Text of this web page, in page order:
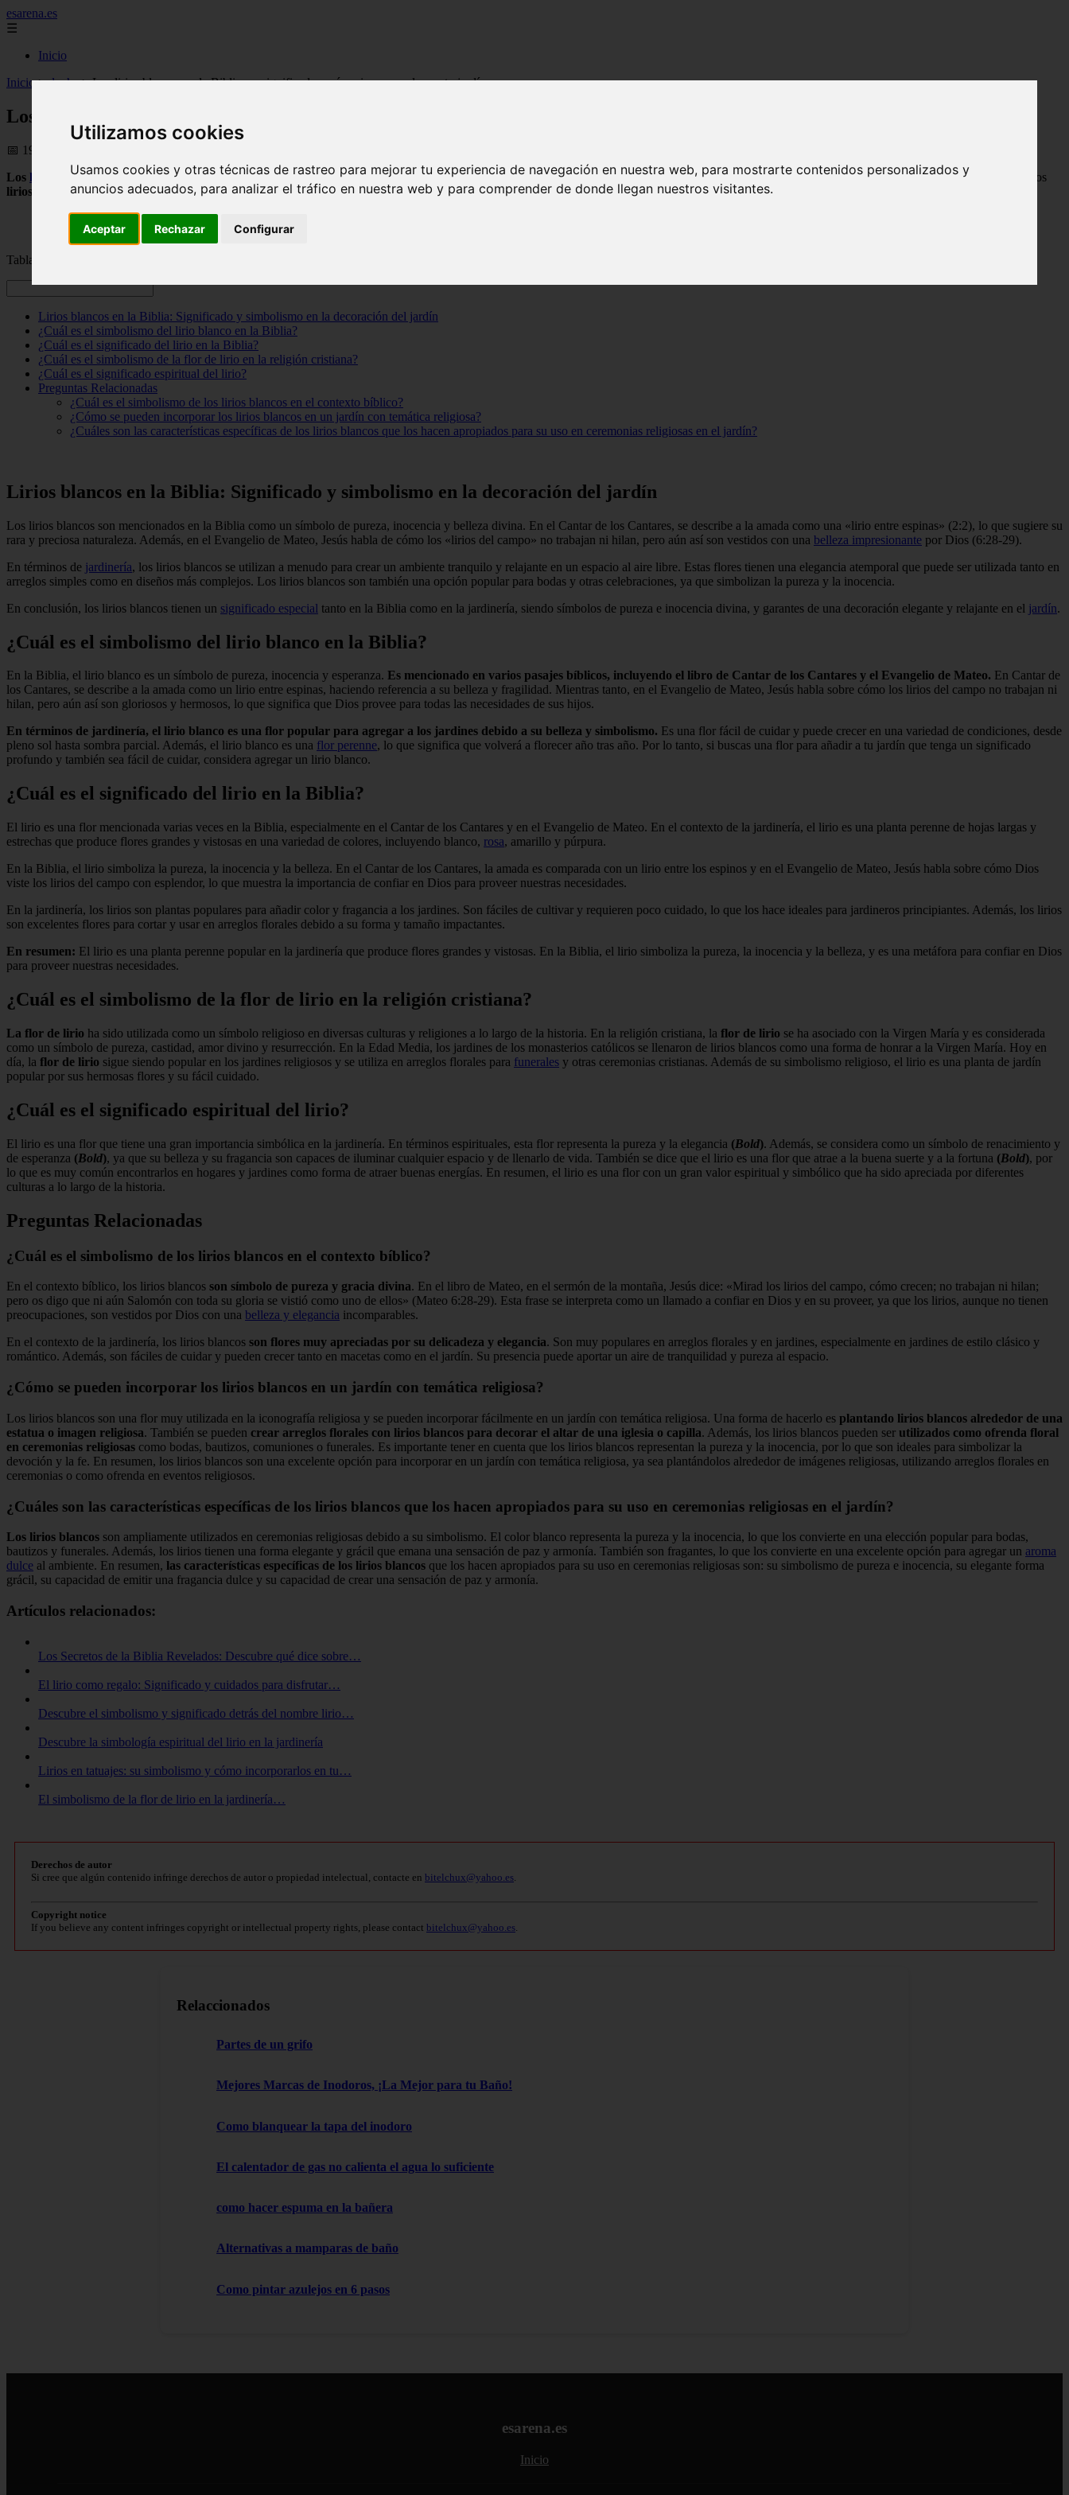
Utilizamos cookies
Usamos cookies y otras técnicas de rastreo para mejorar tu experiencia de navegación en nuestra web, para mostrarte contenidos personalizados y
anuncios adecuados, para analizar el tráfico en nuestra web y para comprender de donde llegan nuestros visitantes.
Aceptar Rechazar Configurar
esarena.es
☰
Inicio
Inicio > ducha >Los lirios blancos en la Biblia: su significado y cómo incorporarlos en tu jardín
Los lirios blancos en la Biblia: su significado y cómo incorporarlos en tu jardín
📅 19/08/2025
Los lirios blancosson flores que se han utilizado en varios contextos a lo largo de la historia. En la biblia, estos representan pureza, humildad y prosperidad. En este artículo, exploraremos el significado
de los
lirios blancos en la Bibliay cómo podemos aplicar ese simbolismo en nuestros jardines. Descubre la belleza y el mensaje detrás de estas hermosas flores.
Tabla de contenidos
Lirios blancos en la Biblia: Significado y simbolismo en la decoración del jardín
¿Cuál es el simbolismo del lirio blanco en la Biblia?
¿Cuál es el significado del lirio en la Biblia?
¿Cuál es el simbolismo de la flor de lirio en la religión cristiana?
¿Cuál es el significado espiritual del lirio?
Preguntas Relacionadas
¿Cuál es el simbolismo de los lirios blancos en el contexto bíblico?
¿Cómo se pueden incorporar los lirios blancos en un jardín con temática religiosa?
¿Cuáles son las características específicas de los lirios blancos que los hacen apropiados para su uso en ceremonias religiosas en el jardín?
Lirios blancos en la Biblia: Significado y simbolismo en la decoración del jardín
Los lirios blancos son mencionados en la Biblia como un símbolo de pureza, inocencia y belleza divina. En el Cantar de los Cantares, se describe a la amada como una «lirio entre espinas» (2:2), lo que sugiere su
rara y preciosa naturaleza. Además, en el Evangelio de Mateo, Jesús habla de cómo los «lirios del campo» no trabajan ni hilan, pero aún así son vestidos con una belleza impresionante por Dios (6:28-29).
En términos de jardinería, los lirios blancos se utilizan a menudo para crear un ambiente tranquilo y relajante en un espacio al aire libre. Estas flores tienen una elegancia atemporal que puede ser utilizada tanto en
arreglos simples como en diseños más complejos. Los lirios blancos son también una opción popular para bodas y otras celebraciones, ya que simbolizan la pureza y la inocencia.
En conclusión, los lirios blancos tienen un significado especial tanto en la Biblia como en la jardinería, siendo símbolos de pureza e inocencia divina, y garantes de una decoración elegante y relajante en el jardín.
¿Cuál es el simbolismo del lirio blanco en la Biblia?
En la Biblia, el lirio blanco es un símbolo de pureza, inocencia y esperanza. Es mencionado en varios pasajes bíblicos, incluyendo el libro de Cantar de los Cantares y el Evangelio de Mateo. En Cantar de
los Cantares, se describe a la amada como un lirio entre espinas, haciendo referencia a su belleza y fragilidad. Mientras tanto, en el Evangelio de Mateo, Jesús habla sobre cómo los lirios del campo no trabajan ni
hilan, pero aún así son gloriosos y hermosos, lo que significa que Dios provee para todas las necesidades de sus hijos.
En términos de jardinería, el lirio blanco es una flor popular para agregar a los jardines debido a su belleza y simbolismo. Es una flor fácil de cuidar y puede crecer en una variedad de condiciones, desde
pleno sol hasta sombra parcial. Además, el lirio blanco es una flor perenne, lo que significa que volverá a florecer año tras año. Por lo tanto, si buscas una flor para añadir a tu jardín que tenga un significado
profundo y también sea fácil de cuidar, considera agregar un lirio blanco.
¿Cuál es el significado del lirio en la Biblia?
El lirio es una flor mencionada varias veces en la Biblia, especialmente en el Cantar de los Cantares y en el Evangelio de Mateo. En el contexto de la jardinería, el lirio es una planta perenne de hojas largas y
estrechas que produce flores grandes y vistosas en una variedad de colores, incluyendo blanco, rosa, amarillo y púrpura.
En la Biblia, el lirio simboliza la pureza, la inocencia y la belleza. En el Cantar de los Cantares, la amada es comparada con un lirio entre los espinos y en el Evangelio de Mateo, Jesús habla sobre cómo Dios
viste los lirios del campo con esplendor, lo que muestra la importancia de confiar en Dios para proveer nuestras necesidades.
En la jardinería, los lirios son plantas populares para añadir color y fragancia a los jardines. Son fáciles de cultivar y requieren poco cuidado, lo que los hace ideales para jardineros principiantes. Además, los lirios
son excelentes flores para cortar y usar en arreglos florales debido a su forma y tamaño impactantes.
En resumen: El lirio es una planta perenne popular en la jardinería que produce flores grandes y vistosas. En la Biblia, el lirio simboliza la pureza, la inocencia y la belleza, y es una metáfora para confiar en Dios
para proveer nuestras necesidades.
¿Cuál es el simbolismo de la flor de lirio en la religión cristiana?
La flor de lirio ha sido utilizada como un símbolo religioso en diversas culturas y religiones a lo largo de la historia. En la religión cristiana, la flor de lirio se ha asociado con la Virgen María y es considerada
como un símbolo de pureza, castidad, amor divino y resurrección. En la Edad Media, los jardines de los monasterios católicos se llenaron de lirios blancos como una forma de honrar a la Virgen María. Hoy en
día, la flor de lirio sigue siendo popular en los jardines religiosos y se utiliza en arreglos florales para funerales y otras ceremonias cristianas. Además de su simbolismo religioso, el lirio es una planta de jardín
popular por sus hermosas flores y su fácil cuidado.
¿Cuál es el significado espiritual del lirio?
El lirio es una flor que tiene una gran importancia simbólica en la jardinería. En términos espirituales, esta flor representa la pureza y la elegancia (Bold). Además, se considera como un símbolo de renacimiento y
de esperanza (Bold), ya que su belleza y su fragancia son capaces de iluminar cualquier espacio y de llenarlo de vida. También se dice que el lirio es una flor que atrae a la buena suerte y a la fortuna (Bold), por
lo que es muy común encontrarlos en hogares y jardines como forma de atraer buenas energías. En resumen, el lirio es una flor con un gran valor espiritual y simbólico que ha sido apreciada por diferentes
culturas a lo largo de la historia.
Preguntas Relacionadas
¿Cuál es el simbolismo de los lirios blancos en el contexto bíblico?
En el contexto bíblico, los lirios blancos son símbolo de pureza y gracia divina. En el libro de Mateo, en el sermón de la montaña, Jesús dice: «Mirad los lirios del campo, cómo crecen; no trabajan ni hilan;
pero os digo que ni aún Salomón con toda su gloria se vistió como uno de ellos» (Mateo 6:28-29). Esta frase se interpreta como un llamado a confiar en Dios y en su proveer, ya que los lirios, aunque no tienen
preocupaciones, son vestidos por Dios con una belleza y elegancia incomparables.
En el contexto de la jardinería, los lirios blancos son flores muy apreciadas por su delicadeza y elegancia. Son muy populares en arreglos florales y en jardines, especialmente en jardines de estilo clásico y
romántico. Además, son fáciles de cuidar y pueden crecer tanto en macetas como en el jardín. Su presencia puede aportar un aire de tranquilidad y pureza al espacio.
¿Cómo se pueden incorporar los lirios blancos en un jardín con temática religiosa?
Los lirios blancos son una flor muy utilizada en la iconografía religiosa y se pueden incorporar fácilmente en un jardín con temática religiosa. Una forma de hacerlo es plantando lirios blancos alrededor de una
estatua o imagen religiosa. También se pueden crear arreglos florales con lirios blancos para decorar el altar de una iglesia o capilla. Además, los lirios blancos pueden ser utilizados como ofrenda floral
en ceremonias religiosas como bodas, bautizos, comuniones o funerales. Es importante tener en cuenta que los lirios blancos representan la pureza y la inocencia, por lo que son ideales para simbolizar la
devoción y la fe. En resumen, los lirios blancos son una excelente opción para incorporar en un jardín con temática religiosa, ya sea plantándolos alrededor de imágenes religiosas, utilizando arreglos florales en
ceremonias o como ofrenda en eventos religiosos.
¿Cuáles son las características específicas de los lirios blancos que los hacen apropiados para su uso en ceremonias religiosas en el jardín?
Los lirios blancos son ampliamente utilizados en ceremonias religiosas debido a su simbolismo. El color blanco representa la pureza y la inocencia, lo que los convierte en una elección popular para bodas,
bautizos y funerales. Además, los lirios tienen una forma elegante y grácil que emana una sensación de paz y armonía. También son fragantes, lo que los convierte en una excelente opción para agregar un aroma
dulce al ambiente. En resumen, las características específicas de los lirios blancos que los hacen apropiados para su uso en ceremonias religiosas son: su simbolismo de pureza e inocencia, su elegante forma
grácil, su capacidad de emitir una fragancia dulce y su capacidad de crear una sensación de paz y armonía.
Artículos relacionados:
Los Secretos de la Biblia Revelados: Descubre qué dice sobre…
El lirio como regalo: Significado y cuidados para disfrutar…
Descubre el simbolismo y significado detrás del nombre lirio…
Descubre la simbología espiritual del lirio en la jardinería
Lirios en tatuajes: su simbolismo y cómo incorporarlos en tu…
El simbolismo de la flor de lirio en la jardinería…
Derechos de autor
Si cree que algún contenido infringe derechos de autor o propiedad intelectual, contacte en bitelchux@yahoo.es
Copyright notice
If you believe any content infringes copyright or intellectual property rights, please contact bitelchux@yahoo.es
Relaccionados
Partes de un grifo
Mejores Marcas de Inodoros, ¡La Mejor para tu Baño!
Como blanquear la tapa del inodoro
El calentador de gas no calienta el agua lo suficiente
como hacer espuma en la bañera
Alternativas a mamparas de baño
Como pintar azulejos en 6 pasos
esarena.es
Inicio